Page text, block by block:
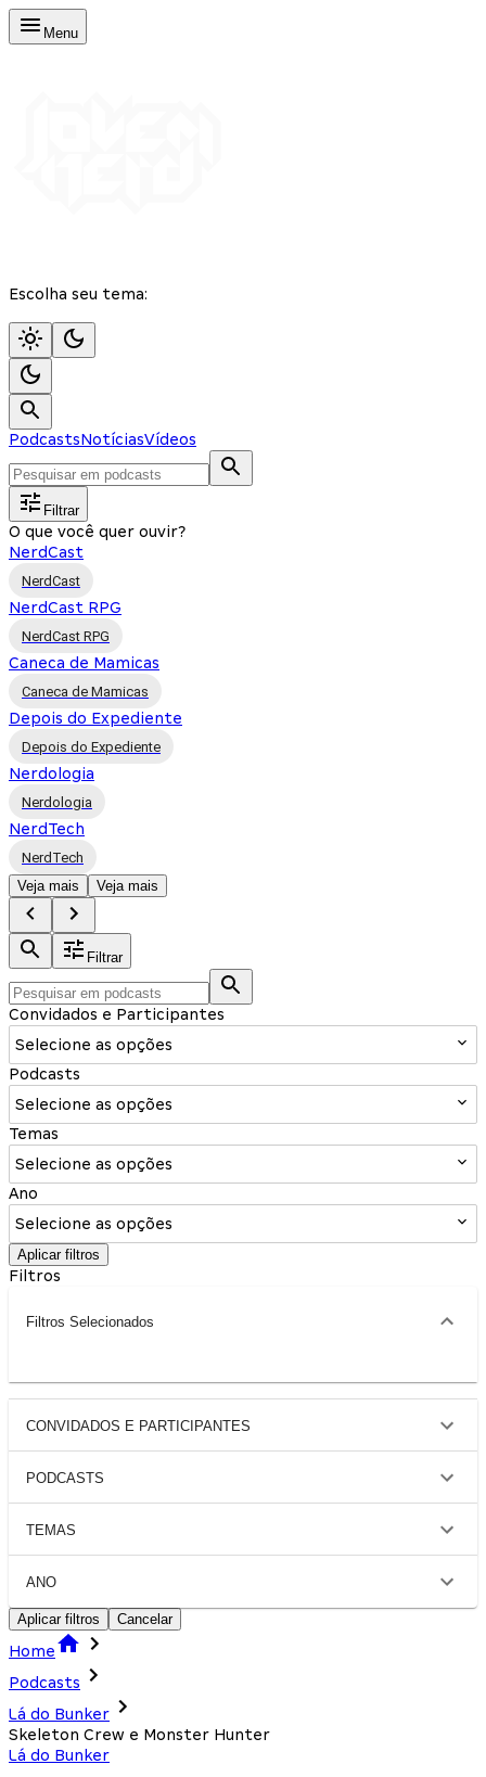
Menu
Escolha seu tema:
PodcastsNotíciasVídeos
Filtrar
O que você quer ouvir?
NerdCast
NerdCast
NerdCast RPG
NerdCast RPG
Caneca de Mamicas
Caneca de Mamicas
Depois do Expediente
Depois do Expediente
Nerdologia
Nerdologia
NerdTech
NerdTech
Veja mais
Veja mais
Filtrar
Convidados e Participantes
Selecione as opções
Podcasts
Selecione as opções
Temas
Selecione as opções
Ano
Selecione as opções
Aplicar filtros
Filtros
Filtros Selecionados
CONVIDADOS E PARTICIPANTES
PODCASTS
TEMAS
ANO
Aplicar filtros Cancelar
Home
Podcasts
Lá do Bunker
Skeleton Crew e Monster Hunter
Lá do Bunker